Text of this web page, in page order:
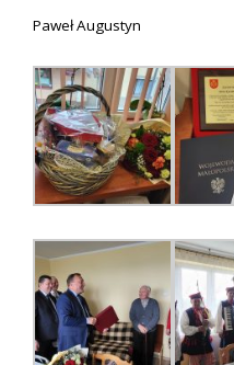
Paweł Augustyn